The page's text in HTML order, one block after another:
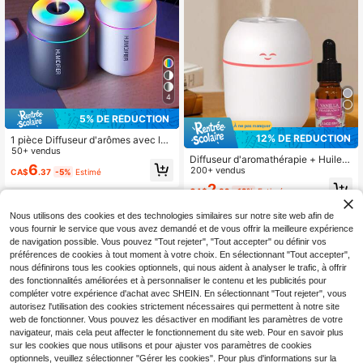
4
5% DE RÉDUCTION
1 pièce Diffuseur d'arômes avec lu
mière changeante de couleur, veille
use portable USB, humidificateur
d'air pour la maison, le bureau, la ch
ambre, la voiture, lampe de bureau
50+ vendus
CA$6.37 -5% Estimé
12% DE RÉDUCTION
Diffuseur d'aromathérapie + Huile e
ssentielle, Humidificateur d'aromath
érapie portable USB 220ml avec vis
age souriant, Vaporisateur de brum
e, Huiles essentielles de 10ML avec
plusieurs parfums, Convient pour la
maison, l'hôtel, la désodorisation de
la salle de bain, la diffusion de parfu
m, Désodorisant longue durée
200+ vendus
CA$2.82 -12% Estimé
Nous utilisons des cookies et des technologies similaires sur notre site web afin de
vous fournir le service que vous avez demandé et de vous offrir la meilleure expérience
de navigation possible. Vous pouvez "Tout rejeter", "Tout accepter" ou définir vos
préférences de cookies à tout moment à votre choix. En sélectionnant "Tout accepter",
nous définirons tous les cookies optionnels, qui nous aident à analyser le trafic, à offrir
des fonctionnalités améliorées et à personnaliser le contenu et les publicités pour
compléter votre expérience d'achat avec SHEIN. En sélectionnant "Tout rejeter", vous
autorisez l'utilisation des cookies strictement nécessaires qui permettent à notre site
web de fonctionner. Vous pouvez les désactiver en modifiant les paramètres de votre
navigateur, mais cela peut affecter le fonctionnement du site web. Pour en savoir plus
sur les cookies que nous utilisons et pour ajuster vos paramètres de cookies
optionnels, veuillez sélectionner "Gérer les cookies". Pour plus d'informations sur la